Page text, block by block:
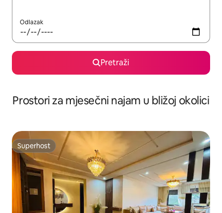
Odlazak
Pretraži
Prostori za mjesečni najam u bližoj okolici
Superhost
Superhost